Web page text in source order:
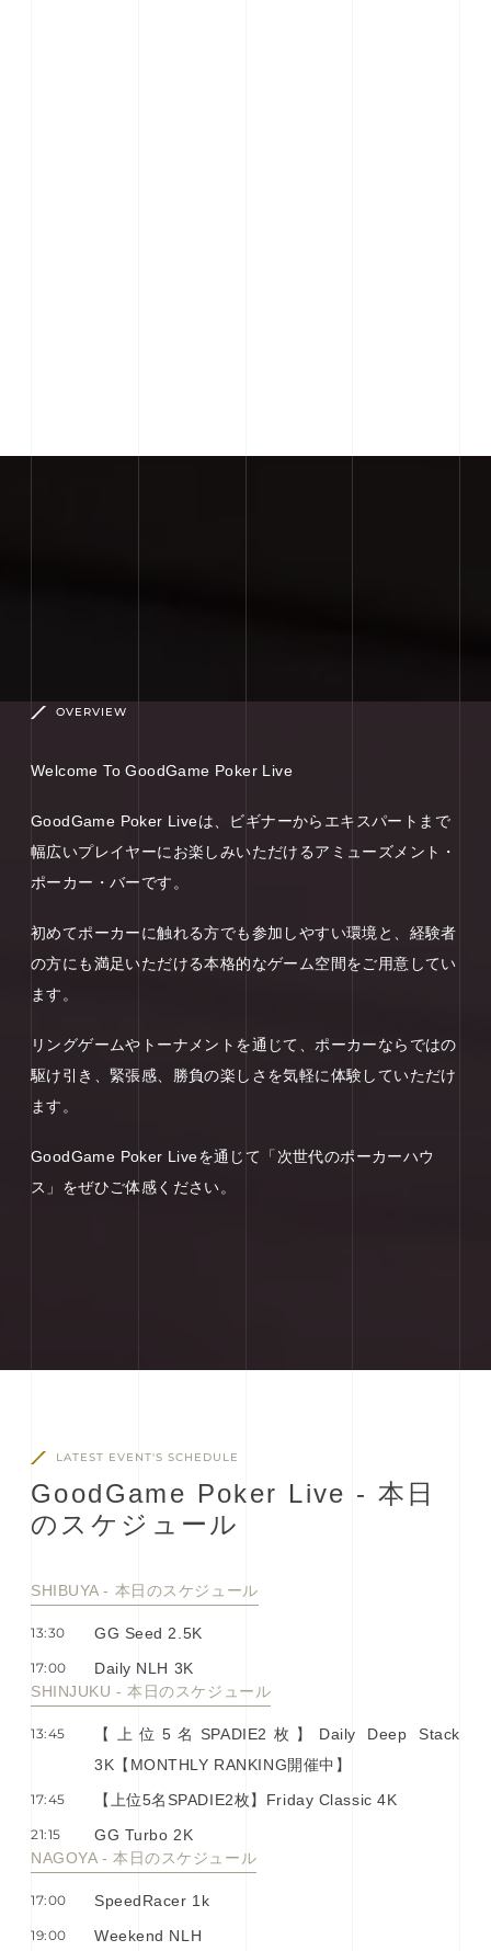
OVERVIEW
Welcome To GoodGame Poker Live
GoodGame Poker Liveは、ビギナーからエキスパートまで
幅広いプレイヤーにお楽しみいただけるアミューズメント・
ポーカー・バーです。
初めてポーカーに触れる方でも参加しやすい環境と、経験者
の方にも満足いただける本格的なゲーム空間をご用意してい
ます。
リングゲームやトーナメントを通じて、ポーカーならではの
駆け引き、緊張感、勝負の楽しさを気軽に体験していただけ
ます。
GoodGame Poker Liveを通じて「次世代のポーカーハウ
ス」をぜひご体感ください。
LATEST EVENT'S SCHEDULE
GoodGame Poker Live - 本 ⽇
の ス ケ ジ ュ ー ル
SHIBUYA - 本⽇のスケジュール
13:30 GG Seed 2.5K
17:00
Daily NLH 3K
SHINJUKU - 本⽇のスケジュール
13:45
【上位5名SPADIE2枚】Daily Deep Stack
3K【MONTHLY RANKING開催中】
17:45 【上位5名SPADIE2枚】Friday Classic 4K
21:15
GG Turbo 2K
NAGOYA - 本⽇のスケジュール
17:00 SpeedRacer 1k
19:00 Weekend NLH